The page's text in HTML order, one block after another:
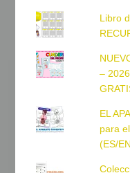
Libro
–
EL
para
(ES/